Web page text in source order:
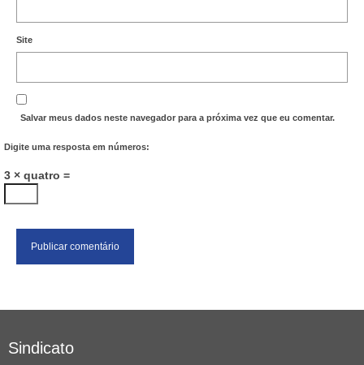
Site
Salvar meus dados neste navegador para a próxima vez que eu comentar.
Digite uma resposta em números:
3 × quatro =
Sindicato